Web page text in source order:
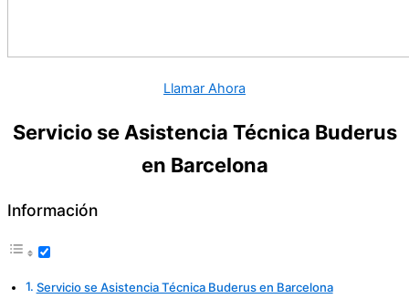
Llamar Ahora
Servicio se Asistencia Técnica Buderus
en Barcelona
Información
Servicio se Asistencia Técnica Buderus en Barcelona